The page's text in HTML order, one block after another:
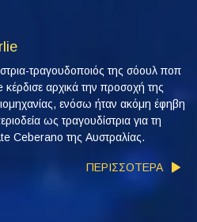
τραγουδοποιός της σόουλ ποπ
αρχικά την προσοχή της
ενόσω ήταν ακόμη έφηβη
ως τραγουδίστρια για τη
Ceberano της Αυστραλίας.
ΠΕΡΙΣΣΟΤΕΡΑ